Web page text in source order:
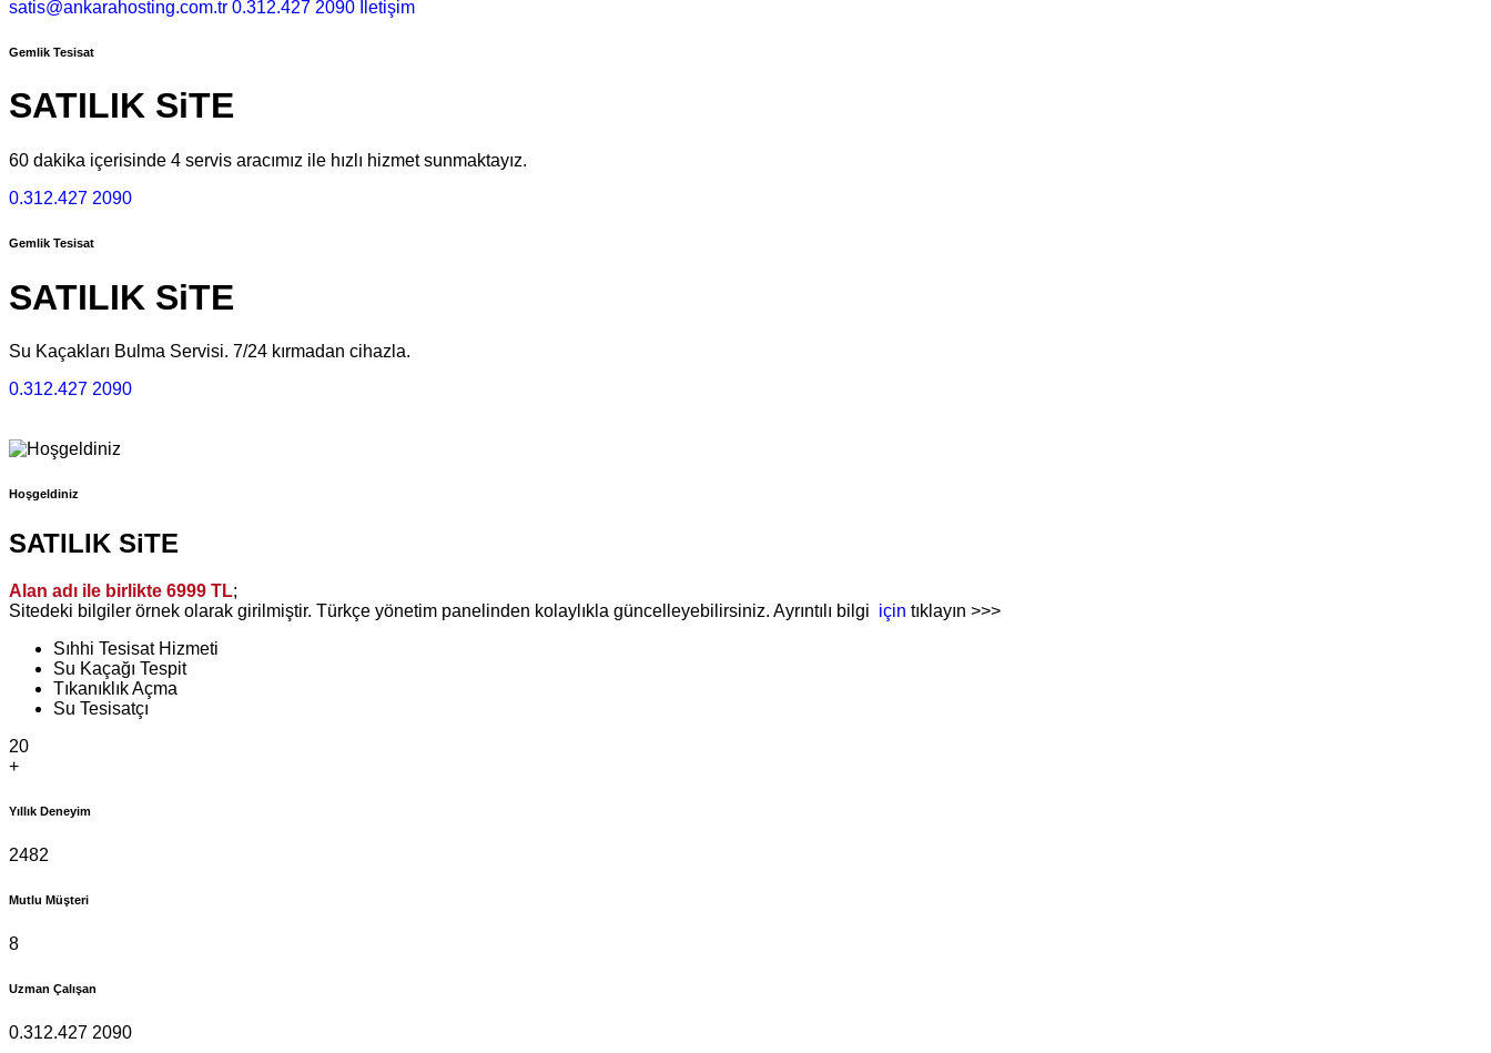
satis@ankarahosting.com.tr 0.312.427 2090 İletişim
Gemlik Tesisat
SATILIK SiTE
60 dakika içerisinde 4 servis aracımız ile hızlı hizmet sunmaktayız.
0.312.427 2090
Gemlik Tesisat
SATILIK SiTE
Su Kaçakları Bulma Servisi​​. 7/24 kırmadan cihazla.
0.312.427 2090
Hoşgeldiniz
SATILIK SiTE
Alan adı ile birlikte 6999 TL;
Sitedeki bilgiler örnek olarak girilmiştir. Türkçe yönetim panelinden kolaylıkla güncelleyebilirsiniz. Ayrıntılı bilgi için tıklayın >>>
Sıhhi Tesisat Hizmeti
Su Kaçağı Tespit
Tıkanıklık Açma
Su Tesisatçı
20
+
Yıllık Deneyim
2482
Mutlu Müşteri
8
Uzman Çalışan
0.312.427 2090